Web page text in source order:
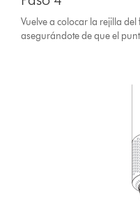
Vuelve a colocar la rejilla
asegurándote de que el